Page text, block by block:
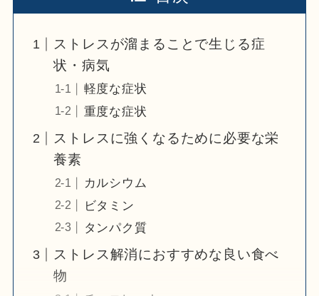
ストレスが溜まることで生じる症
状・病気
軽度な症状
重度な症状
ストレスに強くなるために必要な栄
養素
カルシウム
ビタミン
タンパク質
ストレス解消におすすめな良い食べ
物